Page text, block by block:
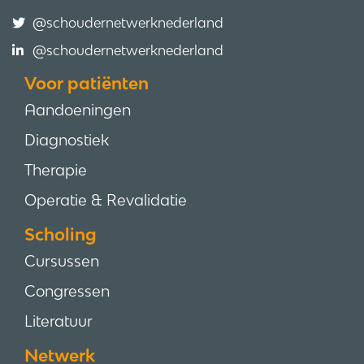
@schoudernetwerknederland
@schoudernetwerknederland
Voor patiënten
Aandoeningen
Diagnostiek
Therapie
Operatie & Revalidatie
Scholing
Cursussen
Congressen
Literatuur
Netwerk